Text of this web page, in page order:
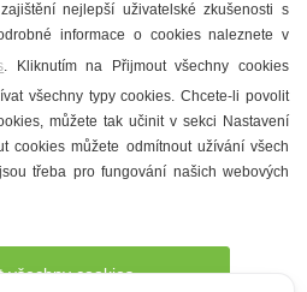
Ubytování
a galerie
meníčka
nejlepší uživatelské zkušenosti s
informace o cookies naleznete v
. Kliknutím na Přijmout všechny cookies
všechny typy cookies. Chcete-li povolit
můžete tak učinit v sekci Nastavení
cookies můžete odmítnout užívání všech
třeba pro fungování našich webových
všechny cookies